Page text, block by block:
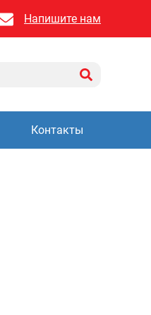
Напишите нам
Контакты